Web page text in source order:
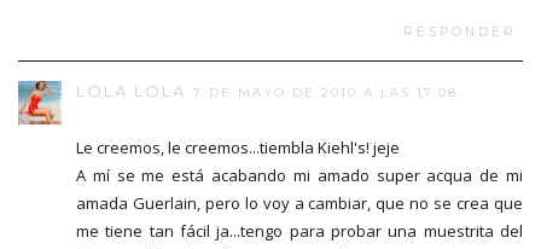
RESPONDER
LOLA LOLA 7 DE MAYO DE 2010 A LAS 17:08
Le creemos, le creemos...tiembla Kiehl's! jeje
A mí se me está acabando mi amado super acqua de mi
amada Guerlain, pero lo voy a cambiar, que no se crea que
me tiene tan fácil ja...tengo para probar una muestrita del